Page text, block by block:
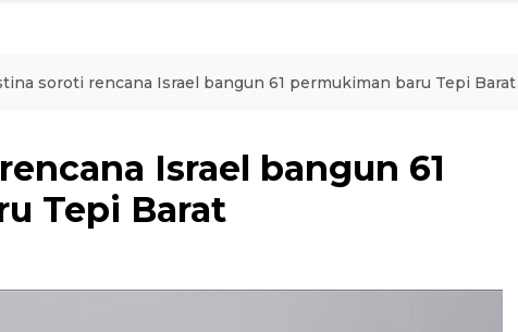
soroti rencana Israel bangun 61 permukiman baru Tepi Barat
Israel bangun 61
Tepi Barat